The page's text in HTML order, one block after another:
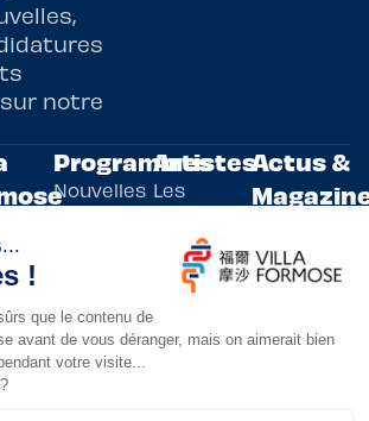
notre
de
Programmes
Nouvelles
écritures
Arts
vivants
innovants
Artistes
Les
artistes
résidents
Evènements
Actus &
actualités